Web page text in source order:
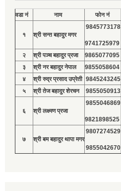
वडा नं नाम फोन नं
१ श्री सन्त बहादुर मगर
9845773178
9741725979
२
श्री पञ्च बहादुर प्रजा
9865077095
३
श्री नर बहादुर नेपाल
9855058604
४
श्री रुद्र प्रसाद उप्रेती 9845243245
५
श्री तेज बहादुर शेरचन 9855050913
६ श्री लक्ष्मण प्रजा
9855046869
9821898525
७ श्री बम बहादुर थापा मगर
9807274529
9855042670